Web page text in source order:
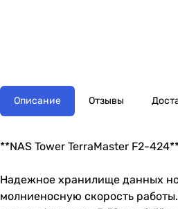
Описание Отзывы
**NAS Tower TerraMaster F2-
Надежное хранилище данных
молниеносную скорость